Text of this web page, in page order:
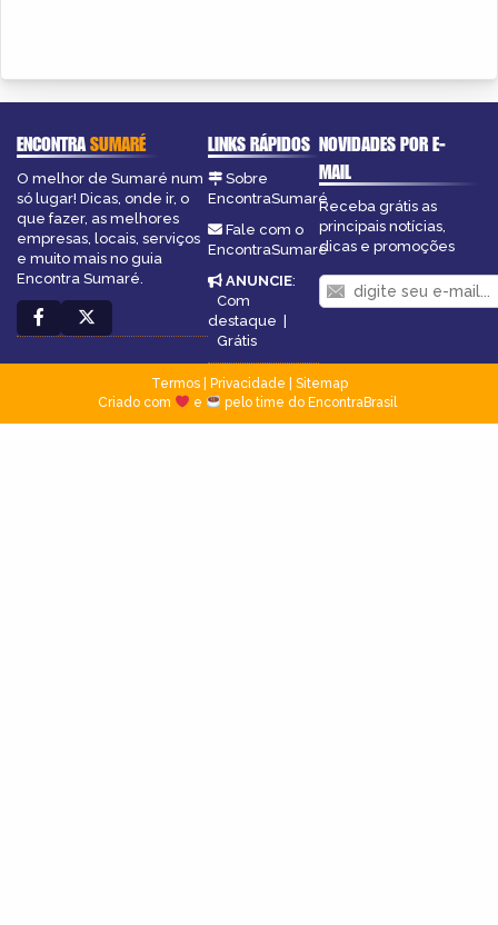
ENCONTRASUMARÉ
O melhor de Sumaré num
só lugar! Dicas, onde ir, o
que fazer, as melhores
empresas, locais, serviços
e muito mais no guia
Encontra Sumaré.
LINKS RÁPIDOS
Sobre
EncontraSumaré
Fale com o
EncontraSumaré
ANUNCIE:
Com
destaque |
Grátis
NOVIDADES POR E-
MAIL
Receba grátis as
principais notícias,
dicas e promoções
Termos| Privacidade
Sitemap
Criado com
e pelo time do EncontraBrasil